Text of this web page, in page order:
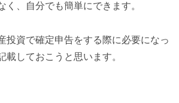
く、自分でも簡単にできます。
投資で確定申告をする際に必要になっ
載しておこうと思います。